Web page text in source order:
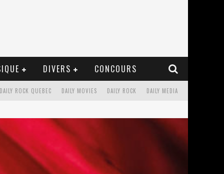
DIVERS CONCOURS
DAILY MEDIA
DAILY ROCK
DAILY MOVIES
DAILY ROCK QUEBEC